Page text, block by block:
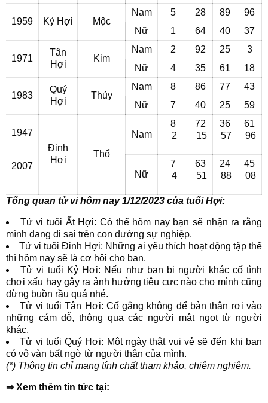
1959 Kỷ Hợi Mộc
Nam 5 28 89
96
Nữ
1 64 40 37
1971
Tân
Hợi
Kim
Nam 2 92 25
3
Nữ
4 35 61 18
1983
Quý
Hợi
Thủy
Nam 8 86 77
43
Nữ
7 40 25 59
1947
2007
Đinh
Hợi
Thổ
Nam
8
2
72
15
36
57
61
96
Nữ
7
4
63
51
24
88
45
08
Tổng quan tử vi hôm nay 1/12/2023 của tuổi Hợi:
Tử vi tuổi Ất Hợi: Có thể hôm nay bạn sẽ nhận ra rằng
mình đang đi sai trên con đường sự nghiệp.
Tử vi tuổi Đinh Hợi: Những ai yêu thích hoạt động tập thể
thì hôm nay sẽ là cơ hội cho bạn.
Tử vi tuổi Kỷ Hợi: Nếu như bạn bị người khác cố tình
chơi xấu hay gây ra ảnh hưởng tiêu cực nào cho mình cũng
đừng buồn rầu quá nhé.
Tử vi tuổi Tân Hợi: Cố gắng không để bản thân rơi vào
những cám dỗ, thông qua các người mật ngọt từ người
khác.
Tử vi tuổi Quý Hợi: Một ngày thật vui vẻ sẽ đến khi bạn
có vô vàn bất ngờ từ người thân của mình.
(*) Thông tin chỉ mang tính chất tham khảo, chiêm nghiệm.
⇒ Xem thêm tin tức tại: